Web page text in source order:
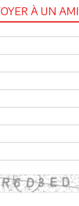
À UN AMI